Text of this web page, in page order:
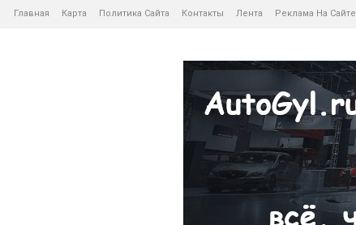
Главная Карта Политика Сайта Контакты Лента Реклама На Сайте